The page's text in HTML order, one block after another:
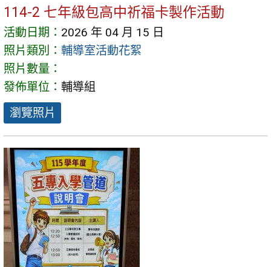
114-2 七年級包高中祈福卡製作活動
活動日期： 2026 年 04 月 15 日
照片類別： 輔導室活動花絮
照片數量：
發佈單位： 輔導組
瀏覽照片